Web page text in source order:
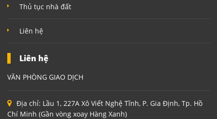
Thủ tục nhà đất
Liên hệ
Liên hệ
VĂN PHÒNG GIAO DỊCH
Địa chỉ: Lầu 1, 227A Xô Viết Nghệ Tĩnh, P. Gia Định, Tp. Hồ
Chí Minh (Gần vòng xoay Hàng Xanh)